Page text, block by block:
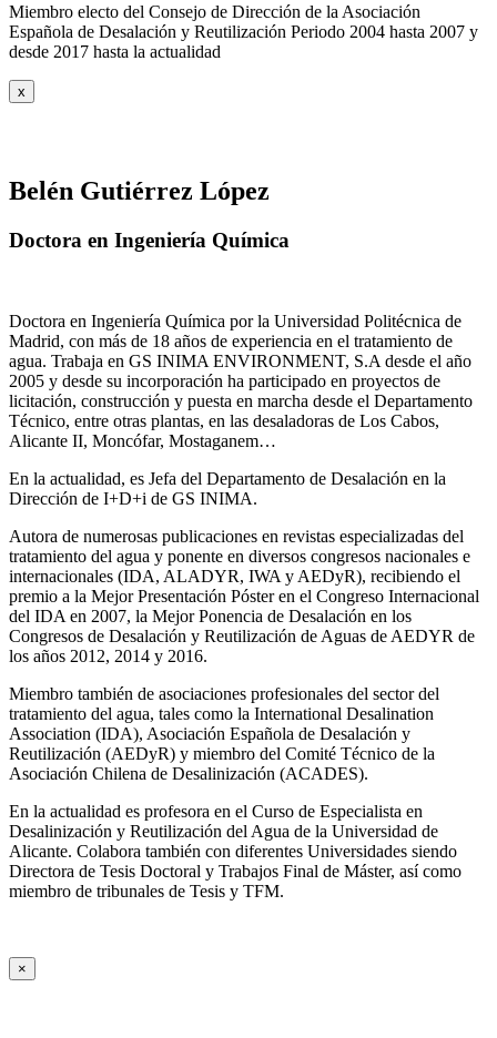
Miembro electo del Consejo de Dirección de la Asociación
Española de Desalación y Reutilización Periodo 2004 hasta 2007 y
desde 2017 hasta la actualidad
x
Belén Gutiérrez López
Doctora en Ingeniería Química
Doctora en Ingeniería Química por la Universidad Politécnica de
Madrid, con más de 18 años de experiencia en el tratamiento de
agua. Trabaja en GS INIMA ENVIRONMENT, S.A desde el año
2005 y desde su incorporación ha participado en proyectos de
licitación, construcción y puesta en marcha desde el Departamento
Técnico, entre otras plantas, en las desaladoras de Los Cabos,
Alicante II, Moncófar, Mostaganem…
En la actualidad, es Jefa del Departamento de Desalación en la
Dirección de I+D+i de GS INIMA.
Autora de numerosas publicaciones en revistas especializadas del
tratamiento del agua y ponente en diversos congresos nacionales e
internacionales (IDA, ALADYR, IWA y AEDyR), recibiendo el
premio a la Mejor Presentación Póster en el Congreso Internacional
del IDA en 2007, la Mejor Ponencia de Desalación en los
Congresos de Desalación y Reutilización de Aguas de AEDYR de
los años 2012, 2014 y 2016.
Miembro también de asociaciones profesionales del sector del
tratamiento del agua, tales como la International Desalination
Association (IDA), Asociación Española de Desalación y
Reutilización (AEDyR) y miembro del Comité Técnico de la
Asociación Chilena de Desalinización (ACADES).
En la actualidad es profesora en el Curso de Especialista en
Desalinización y Reutilización del Agua de la Universidad de
Alicante. Colabora también con diferentes Universidades siendo
Directora de Tesis Doctoral y Trabajos Final de Máster, así como
miembro de tribunales de Tesis y TFM.
×